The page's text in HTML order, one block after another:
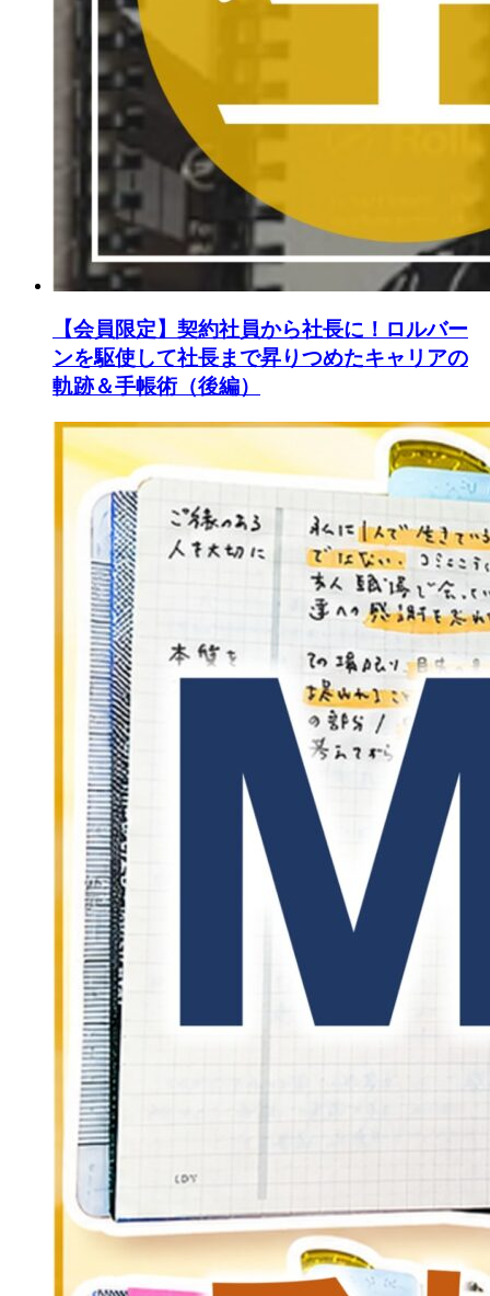
【会員限定】契約社員から社長に！ロルバー
ンを駆使して社長まで昇りつめたキャリアの
軌跡＆手帳術（後編）